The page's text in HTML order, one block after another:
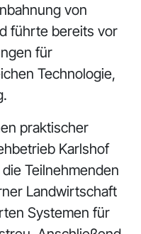
von
führte bereits vor
für
Technologie,
praktischer
Karlshof
Teilnehmenden
Landwirtschaft
Systemen für